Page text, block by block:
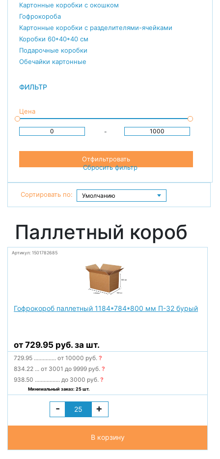
Картонные коробки с окошком
Гофрокороба
Картонные коробки с разделителями-ячейками
Коробки 60*40*40 см
Подарочные коробки
Обечайки картонные
ФИЛЬТР
Цена
-
Отфильтровать
Сбросить фильтр
Сортировать по:
Паллетный короб
Артикул: 1501782685
Гофрокороб паллетный 1184*784*800 мм П-32 бурый
от 729.95 руб. за шт.
729.95 ............... от 10000 руб.?
834.22 ... от 3001 до 9999 руб.?
938.50 ................. до 3000 руб.?
Минимальный заказ: 25 шт.
- +
В корзину